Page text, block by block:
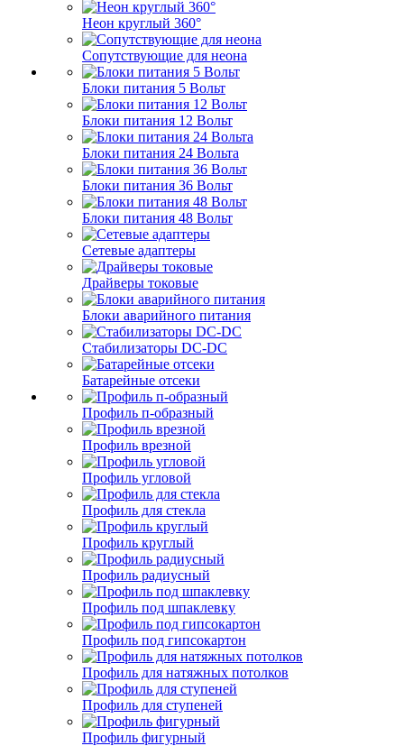
Неон круглый 360°
Сопутствующие для неона
Блоки питания 5 Вольт
Блоки питания 12 Вольт
Блоки питания 24 Вольта
Блоки питания 36 Вольт
Блоки питания 48 Вольт
Сетевые адаптеры
Драйверы токовые
Блоки аварийного питания
Стабилизаторы DC-DC
Батарейные отсеки
Профиль п-образный
Профиль врезной
Профиль угловой
Профиль для стекла
Профиль круглый
Профиль радиусный
Профиль под шпаклевку
Профиль под гипсокартон
Профиль для натяжных потолков
Профиль для ступеней
Профиль фигурный